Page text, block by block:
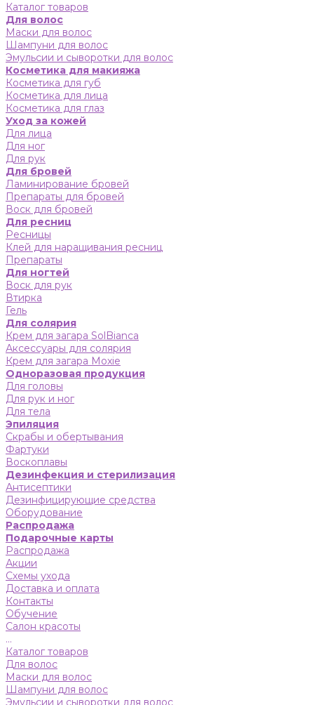
Каталог товаров
Для волос
Маски для волос
Шампуни для волос
Эмульсии и сыворотки для волос
Косметика для макияжа
Косметика для губ
Косметика для лица
Косметика для глаз
Уход за кожей
Для лица
Для ног
Для рук
Для бровей
Ламинирование бровей
Препараты для бровей
Воск для бровей
Для ресниц
Ресницы
Клей для наращивания ресниц
Препараты
Для ногтей
Воск для рук
Втирка
Гель
Для солярия
Крем для загара SolBianca
Аксессуары для солярия
Крем для загара Moxie
Одноразовая продукция
Для головы
Для рук и ног
Для тела
Эпиляция
Скрабы и обертывания
Фартуки
Воскоплавы
Дезинфекция и стерилизация
Антисептики
Дезинфицирующие средства
Оборудование
Распродажа
Подарочные карты
Распродажа
Акции
Схемы ухода
Доставка и оплата
Контакты
Обучение
Салон красоты
...
Каталог товаров
Для волос
Маски для волос
Шампуни для волос
Эмульсии и сыворотки для волос